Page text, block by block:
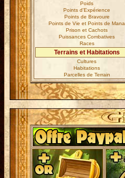
Poids
Points d'Expérience
Points de Bravoure
Points de Vie et Points de Mana
Prison et Cachots
Puissances Combatives
Races
Terrains et Habitations
Cultures
Habitations
Parcelles de Terrain